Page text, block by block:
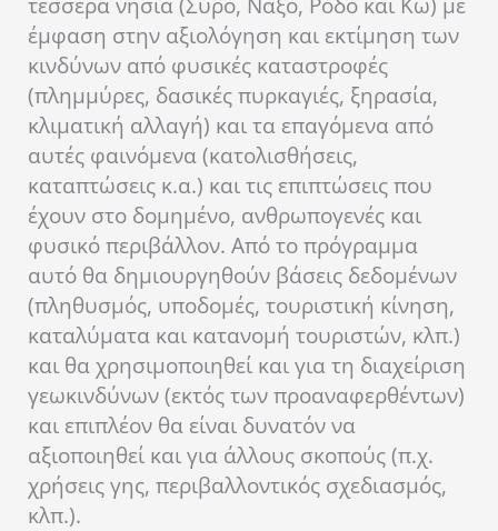
έμφαση στην αξιολόγηση και εκτίμηση των
κινδύνων από φυσικές καταστροφές
(πλημμύρες, δασικές πυρκαγιές, ξηρασία,
κλιματική αλλαγή) και τα επαγόμενα από
αυτές φαινόμενα (κατολισθήσεις,
καταπτώσεις κ.α.) και τις επιπτώσεις που
έχουν στο δομημένο, ανθρωπογενές και
φυσικό περιβάλλον. Από το πρόγραμμα
αυτό θα δημιουργηθούν βάσεις δεδομένων
(πληθυσμός, υποδομές, τουριστική κίνηση,
καταλύματα και κατανομή τουριστών, κλπ.)
και θα χρησιμοποιηθεί και για τη διαχείριση
γεωκινδύνων (εκτός των προαναφερθέντων)
και επιπλέον θα είναι δυνατόν να
αξιοποιηθεί και για άλλους σκοπούς (π.χ.
χρήσεις γης, περιβαλλοντικός σχεδιασμός,
κλπ.).